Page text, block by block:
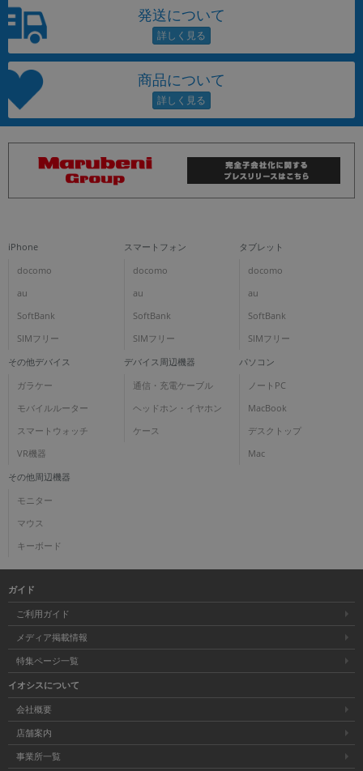
発送について
商品について
iPhone
docomo
au
SoftBank
SIMフリー
スマートフォン
docomo
au
SoftBank
SIMフリー
タブレット
docomo
au
SoftBank
SIMフリー
その他デバイス
ガラケー
モバイルルーター
スマートウォッチ
VR機器
デバイス周辺機器
通信・充電ケーブル
ヘッドホン・イヤホン
ケース
パソコン
ノートPC
MacBook
デスクトップ
Mac
その他周辺機器
モニター
マウス
キーボード
ガイド
ご利用ガイド
メディア掲載情報
特集ページ一覧
イオシスについて
会社概要
店舗案内
事業所一覧